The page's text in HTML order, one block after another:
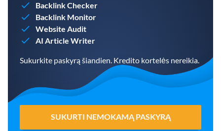
Backlink Checker
Backlink Monitor
Website Audit
AI Article Writer
Sukurkite paskyrą šiandien. Kredito kortelės nereikia.
SUKURTI NEMOKAMĄ PASKYRĄ